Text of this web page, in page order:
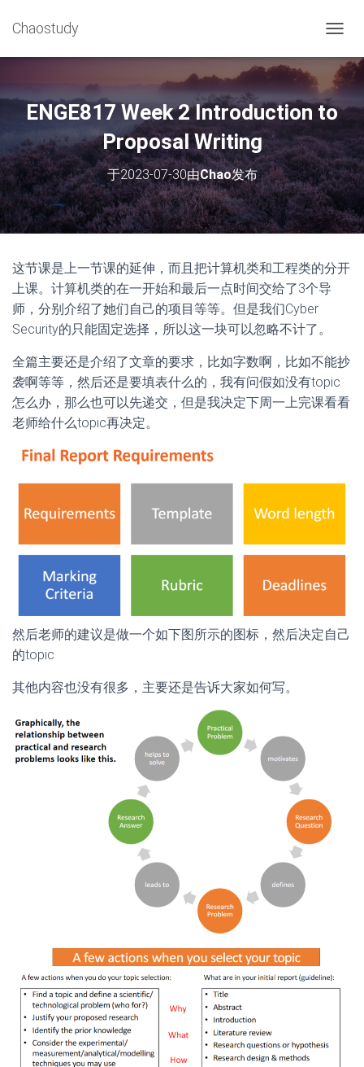
Chaostudy
换
导
航
ENGE817 Week 2 Introduction to
Proposal Writing
于2023-07-30由Chao发布
这节课是上一节课的延伸，而且把计算机类和工程类的分开
上课。计算机类的在一开始和最后一点时间交给了3个导
师，分别介绍了她们自己的项目等等。但是我们Cyber
Security的只能固定选择，所以这一块可以忽略不计了。
全篇主要还是介绍了文章的要求，比如字数啊，比如不能抄
袭啊等等，然后还是要填表什么的，我有问假如没有topic
怎么办，那么也可以先递交，但是我决定下周一上完课看看
老师给什么topic再决定。
然后老师的建议是做一个如下图所示的图标，然后决定自己
的topic
其他内容也没有很多，主要还是告诉大家如何写。